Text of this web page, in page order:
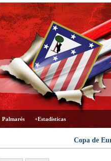
Palmarés +Estadísticas
Copa de